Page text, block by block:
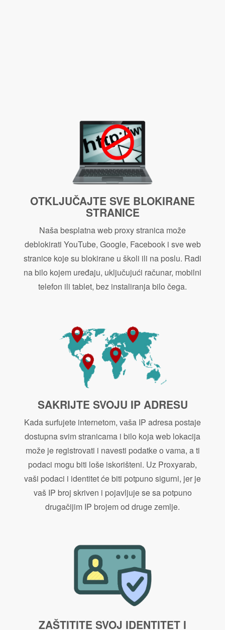
OTKLJUČAJTE SVE BLOKIRANE
STRANICE
Naša besplatna web proxy stranica može
deblokirati YouTube, Google, Facebook i sve web
stranice koje su blokirane u školi ili na poslu. Radi
na bilo kojem uređaju, uključujući računar, mobilni
telefon ili tablet, bez instaliranja bilo čega.
SAKRIJTE SVOJU IP ADRESU
Kada surfujete internetom, vaša IP adresa postaje
dostupna svim stranicama i bilo koja web lokacija
može je registrovati i navesti podatke o vama, a ti
podaci mogu biti loše iskorišteni. Uz Proxyarab,
vaši podaci i identitet će biti potpuno sigurni, jer je
vaš IP broj skriven i pojavljuje se sa potpuno
drugačijim IP brojem od druge zemlje.
ZAŠTITITE SVOJ IDENTITET I